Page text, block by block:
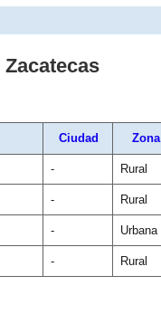
Zacatecas
Ciudad Zona
- Rural
- Rural
- Urbana
- Rural